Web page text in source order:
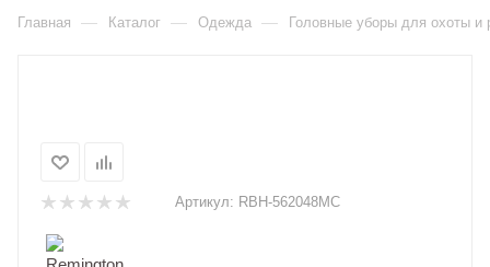
Главная — Каталог — Одежда — Головные уборы для охоты и
Артикул: RBH-562048MC